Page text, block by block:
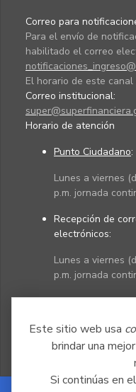
Este sitio web usa
brindar una
Si continúas en
Correo para
Para el envío de
habilitado el correo
El horario de este canal
Correo institucional:
Horario de atención
Punto Ciudadano:
Lunes a viernes
p.m. jornada
Recepción de
electrónicos:
Lunes a viernes
p.m. jornada